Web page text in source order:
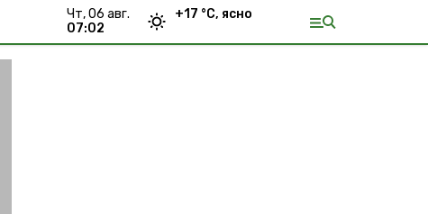
чт, 06 авг.
07:02
+17 °С, ясно